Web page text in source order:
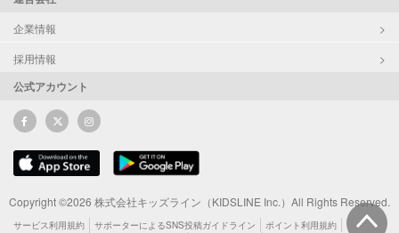
企業情報
採用情報
公式アカウント
Copyright ©2026 株式会社キッズライン（KIDSLINE Inc.）All Rights Reserved.
サービス利用規約 サポーターによるSNS投稿ガイドライン
ポイント利用規約